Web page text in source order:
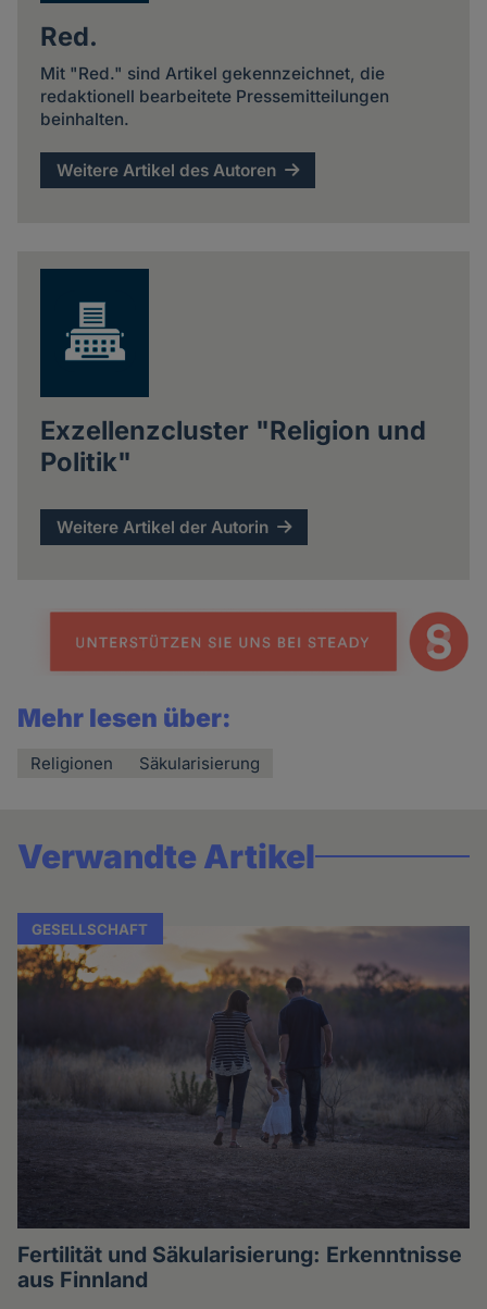
Red.
Mit "Red." sind Artikel gekennzeichnet, die
redaktionell bearbeitete Pressemitteilungen
beinhalten.
Weitere Artikel des Autoren
Exzellenzcluster "Religion und
Politik"
Weitere Artikel der Autorin
Mehr lesen über:
Religionen Säkularisierung
Verwandte Artikel
GESELLSCHAFT
Fertilität und Säkularisierung: Erkenntnisse
aus Finnland